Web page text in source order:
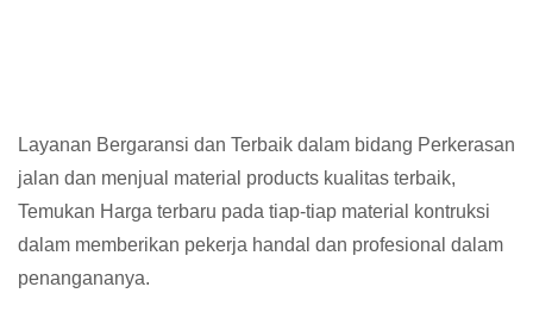
Layanan Bergaransi dan Terbaik dalam bidang Perkerasan
jalan dan menjual material products kualitas terbaik,
Temukan Harga terbaru pada tiap-tiap material kontruksi
dalam memberikan pekerja handal dan profesional dalam
penangananya.